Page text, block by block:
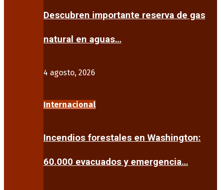
Descubren importante reserva de gas
natural en aguas…
4 agosto, 2026
Internacional
Incendios forestales en Washington:
60.000 evacuados y emergencia…